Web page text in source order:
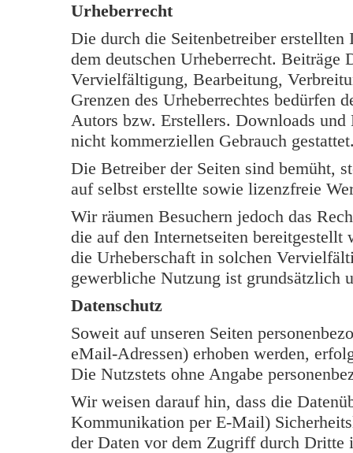
Urheberrecht
Die durch die Seitenbetreiber
dem deutschen Urheberrecht.
Vervielfältigung, Bearbeitung,
Grenzen des Urheberrechtes bedürfen
Autors bzw. Erstellers. Downloads
nicht kommerziellen Gebrauch
Die Betreiber der Seiten sind bemüht,
auf selbst erstellte sowie lizenzfreie
Wir räumen Besuchern jedoch das
die auf den Internetseiten
die Urheberschaft in solchen
gewerbliche Nutzung ist grundsätzlich
Datenschutz
Soweit auf unseren Seiten
eMail-Adressen) erhoben werden,
Die Nutzstets ohne Angabe
Wir weisen darauf hin, dass die
Kommunikation per E-Mail)
der Daten vor dem Zugriff durch Dritte